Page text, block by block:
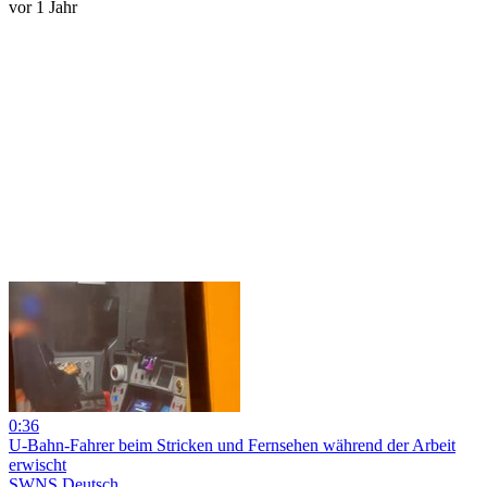
vor 1 Jahr
0:36
U-Bahn-Fahrer beim Stricken und Fernsehen während der Arbeit
erwischt